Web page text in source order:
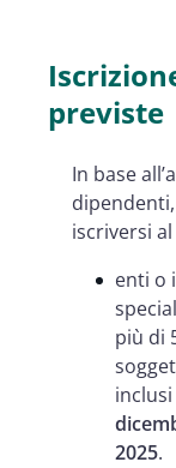
previste
In base
iscriversi
enti o
più di
2025.